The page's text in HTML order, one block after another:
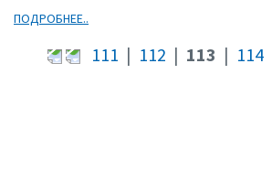
ПОДРОБНЕЕ..
111 | 112 | 113 | 114